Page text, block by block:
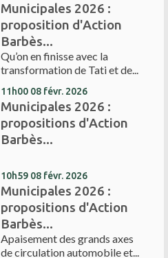
Municipales 2026 :
proposition d'Action
Barbès...
Qu’on en finisse avec la
transformation de Tati et de...
11h00 08 févr. 2026
Municipales 2026 :
propositions d'Action
Barbès...
10h59 08 févr. 2026
Municipales 2026 :
propositions d'Action
Barbès...
Apaisement des grands axes
de circulation automobile et...